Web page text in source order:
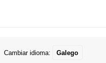
Cambiar idioma: Galego